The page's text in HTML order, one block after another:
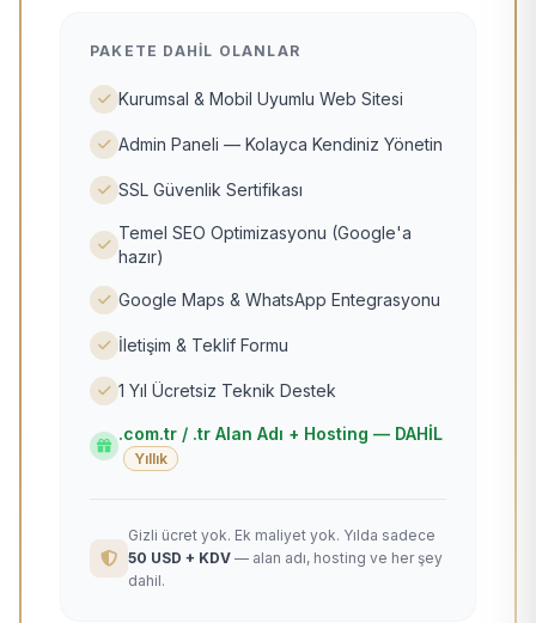
PAKETE DAHIL OLANLAR
Kurumsal & Mobil Uyumlu Web Sitesi
Admin Paneli — Kolayca Kendiniz Yönetin
SSL Güvenlik Sertifikası
Temel SEO Optimizasyonu (Google'a
hazır)
Google Maps & WhatsApp Entegrasyonu
İletişim & Teklif Formu
1 Yıl Ücretsiz Teknik Destek
.com.tr / .tr Alan Adı + Hosting — DAHİL
Yıllık
Gizli ücret yok. Ek maliyet yok. Yılda sadece
50 USD + KDV — alan adı, hosting ve her şey
dahil.